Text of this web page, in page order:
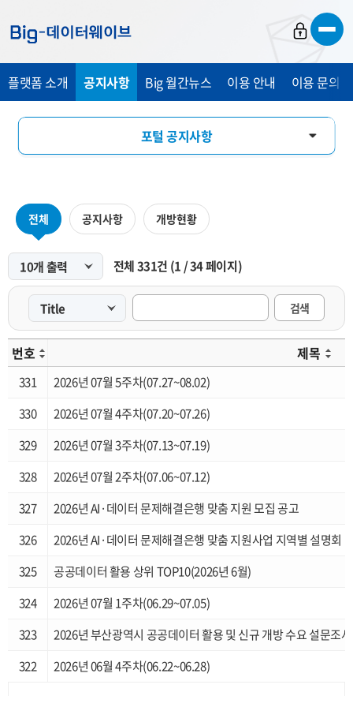
가
기
가
기
가
기
플랫폼 소개 공지사항 Big 월간뉴스 이용 안내 이용 문의
포털 공지사항
전체 공지사항 개방현황
전체331건 (1 /34페이지)
검색
번호 제목
331
2026년 07월 5주차(07.27~08.02)
330
2026년 07월 4주차(07.20~07.26)
329
2026년 07월 3주차(07.13~07.19)
328
2026년 07월 2주차(07.06~07.12)
327
2026년 AI·데이터 문제해결은행 맞춤 지원 모집 공고
326
2026년 AI·데이터 문제해결은행 맞춤 지원사업 지역별 설명회
325
공공데이터 활용 상위 TOP10(2026년 6월)
324
2026년 07월 1주차(06.29~07.05)
323
2026년 부산광역시 공공데이터 활용 및 신규 개방 수요 설문조사
322
2026년 06월 4주차(06.22~06.28)